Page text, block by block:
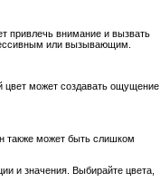
привлечь внимание и вызвать
или вызывающим.
цвет может создавать ощущение
также может быть слишком
и значения. Выбирайте цвета,